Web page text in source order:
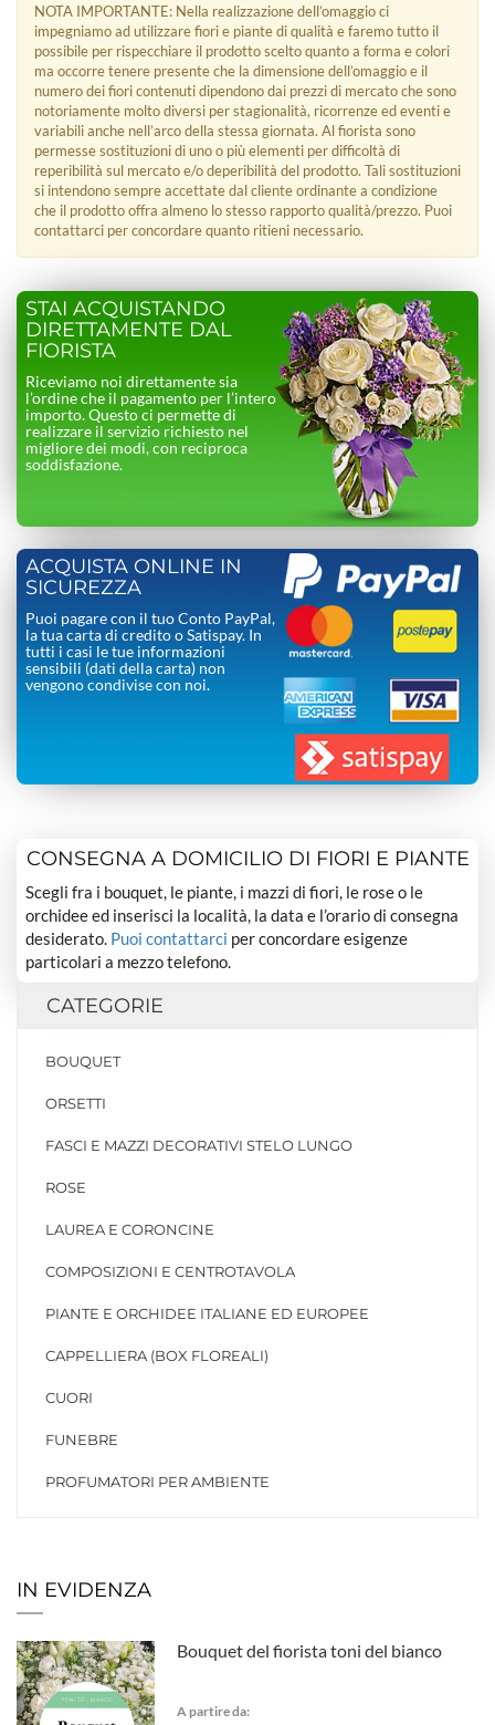
NOTA IMPORTANTE: Nella realizzazione dell’omaggio ci
impegniamo ad utilizzare fiori e piante di qualità e faremo tutto il
possibile per rispecchiare il prodotto scelto quanto a forma e colori
ma occorre tenere presente che la dimensione dell’omaggio e il
numero dei fiori contenuti dipendono dai prezzi di mercato che sono
notoriamente molto diversi per stagionalità, ricorrenze ed eventi e
variabili anche nell’arco della stessa giornata. Al fiorista sono
permesse sostituzioni di uno o più elementi per difficoltà di
reperibilità sul mercato e/o deperibilità del prodotto. Tali sostituzioni
si intendono sempre accettate dal cliente ordinante a condizione
che il prodotto offra almeno lo stesso rapporto qualità/prezzo. Puoi
contattarci per concordare quanto ritieni necessario.
STAI ACQUISTANDO
DIRETTAMENTE DAL
FIORISTA
Riceviamo noi direttamente sia
l’ordine che il pagamento per l’intero
importo. Questo ci permette di
realizzare il servizio richiesto nel
migliore dei modi, con reciproca
soddisfazione.
ACQUISTA ONLINE IN
SICUREZZA
Puoi pagare con il tuo Conto PayPal,
la tua carta di credito o Satispay. In
tutti i casi le tue informazioni
sensibili (dati della carta) non
vengono condivise con noi.
CONSEGNA A DOMICILIO DI FIORI E PIANTE
Scegli fra i bouquet, le piante, i mazzi di fiori, le rose o le
orchidee ed inserisci la località, la data e l’orario di consegna
desiderato. Puoi contattarci per concordare esigenze
particolari a mezzo telefono.
CATEGORIE
BOUQUET
ORSETTI
FASCI E MAZZI DECORATIVI STELO LUNGO
ROSE
LAUREA E CORONCINE
COMPOSIZIONI E CENTROTAVOLA
PIANTE E ORCHIDEE ITALIANE ED EUROPEE
CAPPELLIERA (BOX FLOREALI)
CUORI
FUNEBRE
PROFUMATORI PER AMBIENTE
IN EVIDENZA
Bouquet del fiorista toni del bianco
A partire da: